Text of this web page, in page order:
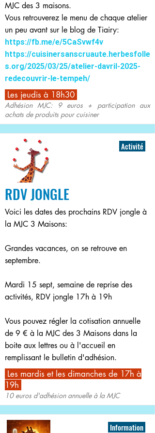
MJC des 3 maisons.
Vous retrouverez le menu de chaque atelier
un peu avant sur le blog de Tiairy:
https://fb.me/e/5CaSvwf4v
https://cuisinersanscruaute.herbesfolle
s.org/2025/03/25/atelier-davril-2025-
redecouvrir-le-tempeh/
Les jeudis à 18h30
Adhésion MJC: 9 euros + participation aux
achats de produits pour cuisiner
Activité
RDV JONGLE
Voici les dates des prochains RDV jongle à
la MJC 3 Maisons:
Grandes vacances, on se retrouve en
septembre.
Mardi 15 sept, semaine de reprise des
activités, RDV jongle 17h à 19h
Vous pouvez régler la cotisation annuelle
de 9 € à la MJC des 3 Maisons dans la
boite aux lettres ou à l'accueil en
remplissant le bulletin d'adhésion.
Les mardis et les dimanches de 17h à
19h
10 euros d'adhésion annuelle à la MJC
Information